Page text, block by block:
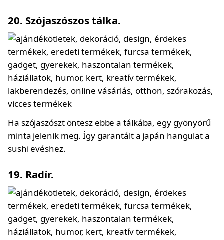
20. Szójaszószos tálka.
Ha szójaszószt öntesz ebbe a tálkába, egy gyönyörű
minta jelenik meg. Így garantált a japán hangulat a
sushi evéshez.
19. Radír.